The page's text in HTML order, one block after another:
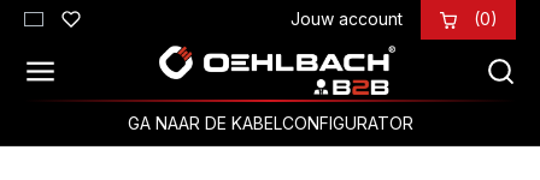
Ga naar de hoofdinhoud Jouw account (0)
GA NAAR DE KABELCONFIGURATOR